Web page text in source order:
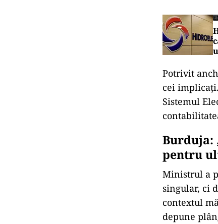
Potrivit
cei
Sistemul
Burduja:
pentru
Ministrul a
singular, ci
contextul
depune